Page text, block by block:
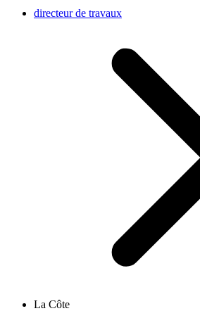
directeur de travaux
La Côte